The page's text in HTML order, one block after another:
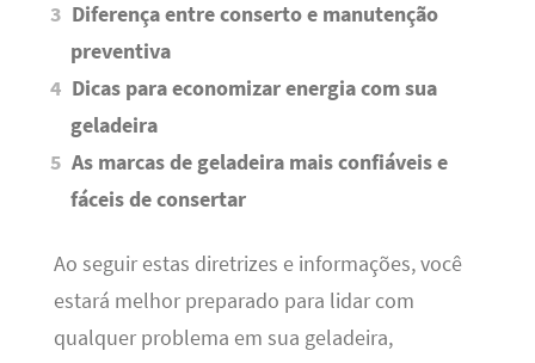
Diferença entre conserto e manutenção
preventiva
Dicas para economizar energia com sua
geladeira
As marcas de geladeira mais confiáveis e
fáceis de consertar
Ao seguir estas diretrizes e informações, você
estará melhor preparado para lidar com
qualquer problema em sua geladeira,